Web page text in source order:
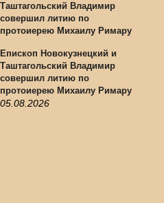
Епископ Новокузнецкий и
Таштагольский Владимир
совершил литию по
протоиерею Михаилу Римару
05.08.2026